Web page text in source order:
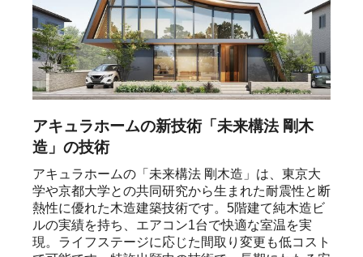
アキュラホームの新技術「未来構法 剛木
造」の技術
アキュラホームの「未来構法 剛木造」は、東京大
学や京都大学との共同研究から生まれた耐震性と断
熱性に優れた木造建築技術です。5階建て純木造ビ
ルの実績を持ち、エアコン1台で快適な室温を実
現。ライフステージに応じた間取り変更も低コスト